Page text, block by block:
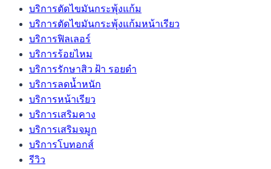
บริการตัดไขมันกระพุ้งแก้ม
บริการตัดไขมันกระพุ้งแก้มหน้าเรียว
บริการฟิลเลอร์
บริการร้อยไหม
บริการรักษาสิว ฝ้า รอยดำ
บริการลดน้ำหนัก
บริการหน้าเรียว
บริการเสริมคาง
บริการเสริมจมูก
บริการโบทอกส์
รีวิว